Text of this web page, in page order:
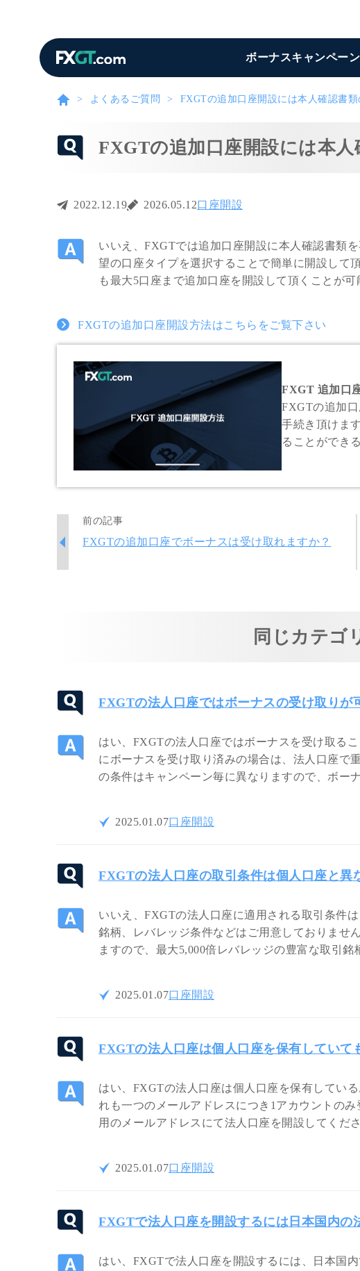
ボーナスキャンペーン
よくあるご質問 FXGTの追加口座開設には本人確認書
FXGTの追加口座開設には本
2022.12.19 2026.05.12口座開設
いいえ、FXGTでは追加口座開設に本人確認書類
望の口座タイプを選択することで簡単に開設して
も最大5口座まで追加口座を開設して頂くことが可
FXGTの追加口座開設方法はこちらをご覧下さい
FXGT 追加口
FXGTの追加
手続き頂けま
ることができ
前の記事
FXGTの追加口座でボーナスは受け取れますか？
同じカテゴ
FXGTの法人口座ではボーナスの受け取りが
はい、FXGTの法人口座ではボーナスを受け取る
にボーナスを受け取り済みの場合は、法人口座で
の条件はキャンペーン毎に異なりますので、ボー
2025.01.07口座開設
FXGTの法人口座の取引条件は個人口座と異
いいえ、FXGTの法人口座に適用される取引条件
銘柄、レバレッジ条件などはご用意しておりませ
ますので、最大5,000倍レバレッジの豊富な取引銘
2025.01.07口座開設
FXGTの法人口座は個人口座を保有していて
はい、FXGTの法人口座は個人口座を保有してい
れも一つのメールアドレスにつき1アカウントの
用のメールアドレスにて法人口座を開設してくださ
2025.01.07口座開設
FXGTで法人口座を開設するには日本国内の
はい、FXGTで法人口座を開設するには、日本国